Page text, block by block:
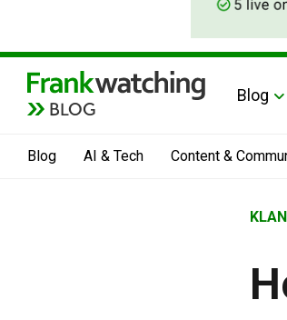
BLOG
Blog
Blog AI & Tech Content &
›